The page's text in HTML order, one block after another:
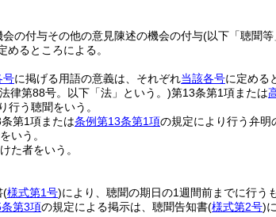
の付与その他の意見陳述の機会の付与(以下「聴聞
めるところによる。
号に掲げる用語の意義は、それぞれ当該各号に定める
律第88号。以下「法」という。)第13条第1項または
行う聴聞をいう。
第1項または条例第13条第1項の規定により行う弁明
いう。
た者をいう。
(様式第1号)により、聴聞の期日の1週間前までに行う
第3項の規定による掲示は、聴聞告知書(様式第2号)